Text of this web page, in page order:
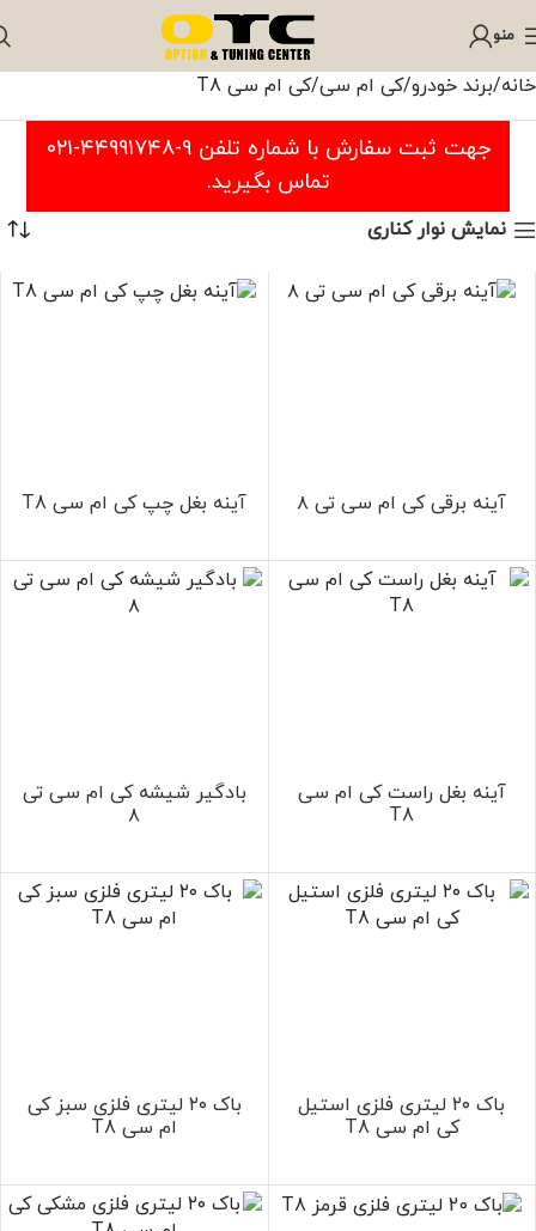
منو
خانه برند خودرو کی ام سی کی ام سی T8
جهت ثبت سفارش با شماره تلفن ۹-۴۴۹۹۱۷۴۸-۰۲۱
تماس بگیرید.
نمایش نوار کناری
آینه برقی کی ام سی تی ۸ آینه بغل چپ کی ام سی T8
آینه بغل راست کی ام سی
T8
بادگیر شیشه کی ام سی تی
۸
باک ۲۰ لیتری فلزی استیل
کی ام سی T8
باک ۲۰ لیتری فلزی سبز کی
ام سی T8